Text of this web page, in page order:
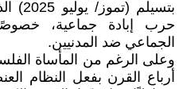
حرب إبادة جماعية،
الجماعي ضد المدنيين.
وعلى الرغم من المأساة
أرباع القرن بفعل النظام